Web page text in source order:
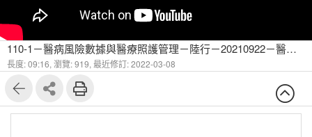
110-1－醫病風險數據與醫療照護管理－陸行－20210922－醫療健康相關資料庫-5
長度: 09:16, 瀏覽: 919, 最近修訂: 2022-03-08